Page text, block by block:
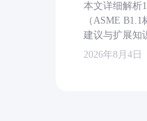
本文详细解析
（ASME
建议与扩展知
2026年8月4日